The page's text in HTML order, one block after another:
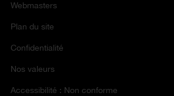
Webmasters
Plan du site
Confidentialité
Nos valeurs
Accessibilité : Non conforme